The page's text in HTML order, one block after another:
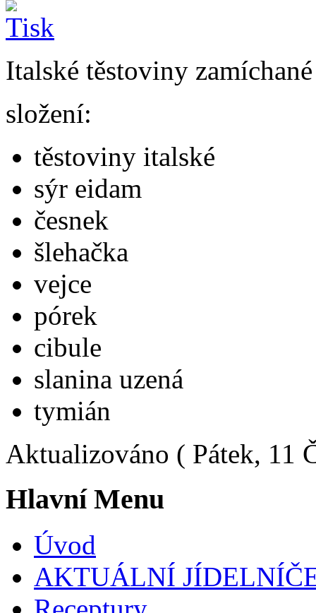
Italské těstoviny
složení:
těstoviny italské
sýr eidam
česnek
šlehačka
vejce
pórek
cibule
slanina uzená
tymián
Aktualizováno ( Pátek, 11
Hlavní Menu
Úvod
AKTUÁLNÍ